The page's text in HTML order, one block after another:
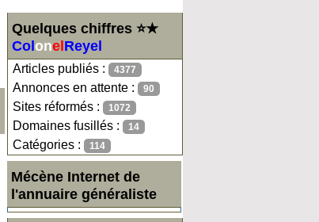
Quelques chiffres ⭐★
Col onel Reyel
Articles publiés : 4377
Annonces en attente : 90
Sites réformés : 1072
Domaines fusillés : 14
Catégories : 114
Mécène Internet de
l'annuaire généraliste